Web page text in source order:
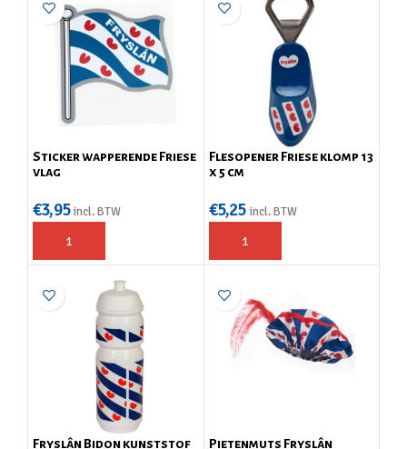
Sticker wapperende Friese
vlag
€3,95 incl. BTW
Flesopener Friese klomp 13
x 5 cm
€5,25 incl. BTW
Fryslân Bidon kunststof Pietenmuts Fryslân